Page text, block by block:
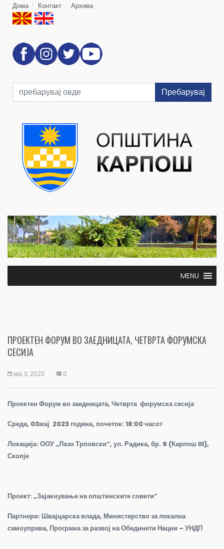
Дома Контакт Архива
Пребарувај
MENU
ПРОЕКТЕН ФОРУМ ВО ЗАЕДНИЦАТА, ЧЕТВРТА ФОРУМСКА
СЕСИЈА
мај 3, 2023 0
Проектен Форум во заедницата, Четврта форумска сесија
Среда, 03мај 2023 година, почеток: 18:00 часот
Локација: ООУ „Лазо Трповски“, ул. Радика, бр. 9 (Карпош III),
Скопје
Проект: „Зајакнување на општинските совети“
Партнери: Швајцарска влада, Министерство за локална
самоуправа, Програма за развој на Обединети Нации – УНДП